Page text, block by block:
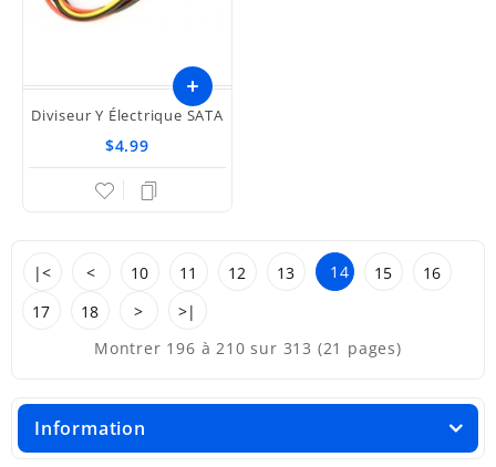
Diviseur Y Électrique SATA
$4.99
|< < 10 11 12 13 14 15
16
17
18 >
>|
Montrer 196 à 210 sur 313 (21 pages)
Information